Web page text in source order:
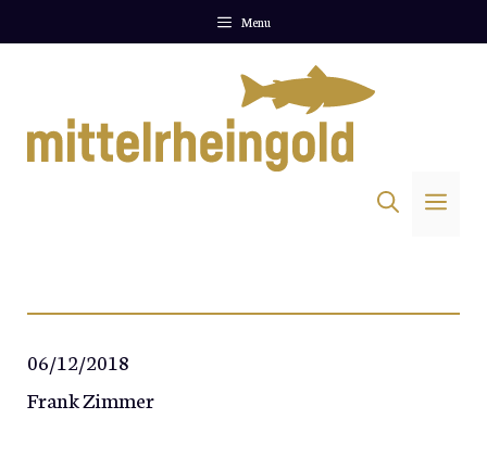
Menu
06/12/2018
Frank Zimmer